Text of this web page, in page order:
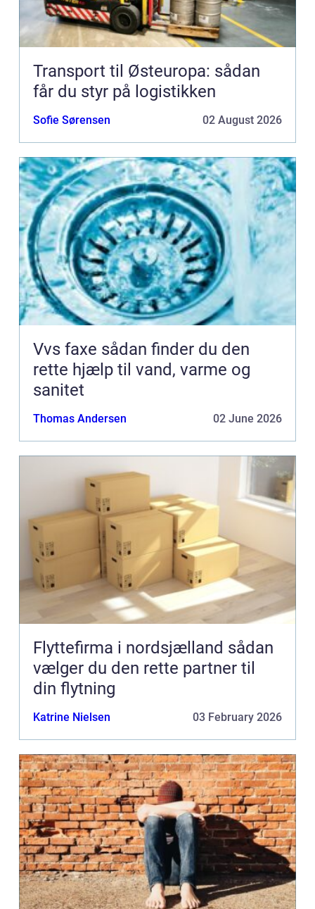
Transport til Østeuropa: sådan
får du styr på logistikken
Sofie Sørensen 02 August 2026
Vvs faxe sådan finder du den
rette hjælp til vand, varme og
sanitet
Thomas Andersen 02 June 2026
Flyttefirma i nordsjælland sådan
vælger du den rette partner til
din flytning
Katrine Nielsen 03 February 2026